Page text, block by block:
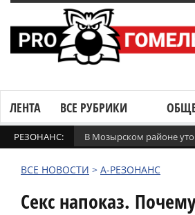
ЛЕНТА ВСЕ РУБРИКИ
РЕЗОНАНС: В Мозырском районе
ВСЕ НОВОСТИ > А-РЕЗОНАНС
Секс напоказ.